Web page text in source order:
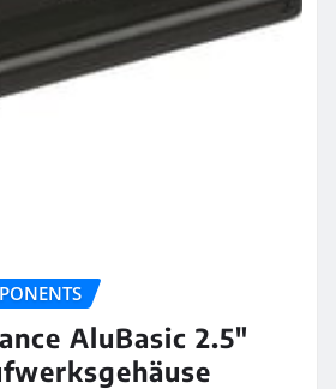
AluBasic 2.5″